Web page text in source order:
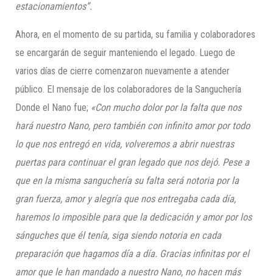
estacionamientos”.
Ahora, en el momento de su partida, su familia y colaboradores
se encargarán de seguir manteniendo el legado. Luego de
varios días de cierre comenzaron nuevamente a atender
público. El mensaje de los colaboradores de la Sanguchería
Donde el Nano fue; «Con mucho dolor por la falta que nos
hará nuestro Nano, pero también con infinito amor por todo
lo que nos entregó en vida, volveremos a abrir nuestras
puertas para continuar el gran legado que nos dejó. Pese a
que en la misma sanguchería su falta será notoria por la
gran fuerza, amor y alegría que nos entregaba cada día,
haremos lo imposible para que la dedicación y amor por los
sánguches que él tenía, siga siendo notoria en cada
preparación que hagamos día a día. Gracias infinitas por el
amor que le han mandado a nuestro Nano, no hacen más